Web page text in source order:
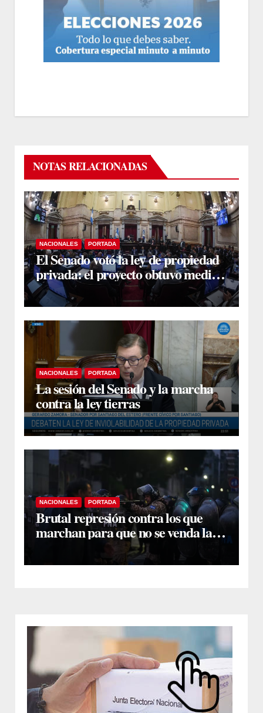
NOTAS RELACIONADAS
NACIONALES PORTADA
El Senado votó la ley de propiedad
privada: el proyecto obtuvo media
sanción
NACIONALES PORTADA
La sesión del Senado y la marcha
contra la ley tierras
NACIONALES PORTADA
Brutal represión contra los que
marchan para que no se venda la